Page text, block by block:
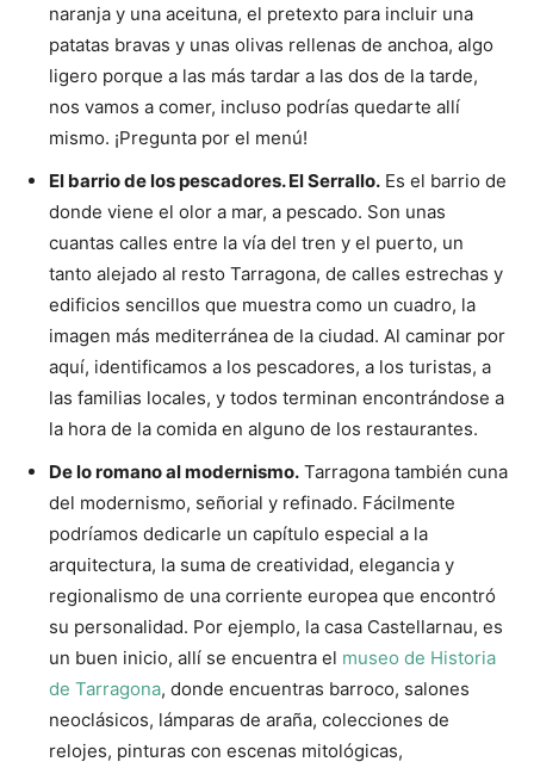
naranja y una aceituna, el pretexto para incluir una
patatas bravas y unas olivas rellenas de anchoa, algo
ligero porque a las más tardar a las dos de la tarde,
nos vamos a comer, incluso podrías quedarte allí
mismo. ¡Pregunta por el menú!
El barrio de los pescadores. El Serrallo. Es el barrio de
donde viene el olor a mar, a pescado. Son unas
cuantas calles entre la vía del tren y el puerto, un
tanto alejado al resto Tarragona, de calles estrechas y
edificios sencillos que muestra como un cuadro, la
imagen más mediterránea de la ciudad. Al caminar por
aquí, identificamos a los pescadores, a los turistas, a
las familias locales, y todos terminan encontrándose a
la hora de la comida en alguno de los restaurantes.
De lo romano al modernismo. Tarragona también cuna
del modernismo, señorial y refinado. Fácilmente
podríamos dedicarle un capítulo especial a la
arquitectura, la suma de creatividad, elegancia y
regionalismo de una corriente europea que encontró
su personalidad. Por ejemplo, la casa Castellarnau, es
un buen inicio, allí se encuentra el museo de Historia
de Tarragona, donde encuentras barroco, salones
neoclásicos, lámparas de araña, colecciones de
relojes, pinturas con escenas mitológicas,